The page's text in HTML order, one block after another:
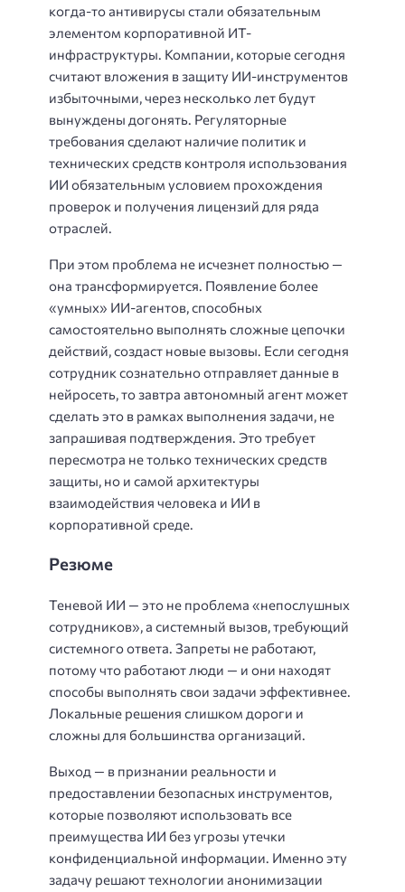
когда-то антивирусы стали обязательным
элементом корпоративной ИТ-
инфраструктуры. Компании, которые сегодня
считают вложения в защиту ИИ-инструментов
избыточными, через несколько лет будут
вынуждены догонять. Регуляторные
требования сделают наличие политик и
технических средств контроля использования
ИИ обязательным условием прохождения
проверок и получения лицензий для ряда
отраслей.
При этом проблема не исчезнет полностью —
она трансформируется. Появление более
«умных» ИИ-агентов, способных
самостоятельно выполнять сложные цепочки
действий, создаст новые вызовы. Если сегодня
сотрудник сознательно отправляет данные в
нейросеть, то завтра автономный агент может
сделать это в рамках выполнения задачи, не
запрашивая подтверждения. Это требует
пересмотра не только технических средств
защиты, но и самой архитектуры
взаимодействия человека и ИИ в
корпоративной среде.
Резюме
Теневой ИИ — это не проблема «непослушных
сотрудников», а системный вызов, требующий
системного ответа. Запреты не работают,
потому что работают люди — и они находят
способы выполнять свои задачи эффективнее.
Локальные решения слишком дороги и
сложны для большинства организаций.
Выход — в признании реальности и
предоставлении безопасных инструментов,
которые позволяют использовать все
преимущества ИИ без угрозы утечки
конфиденциальной информации. Именно эту
задачу решают технологии анонимизации